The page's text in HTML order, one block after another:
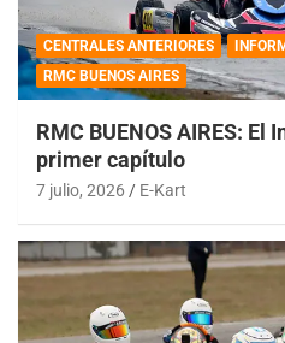
CENTRALES ANTERIORES
RMC BUENOS AIRES
RMC BUENOS AIRES: El
primer capítulo
7 julio, 2026 E-Kart